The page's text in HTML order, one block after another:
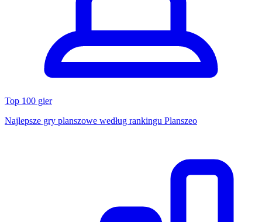
Top 100 gier
Najlepsze gry planszowe według rankingu Planszeo